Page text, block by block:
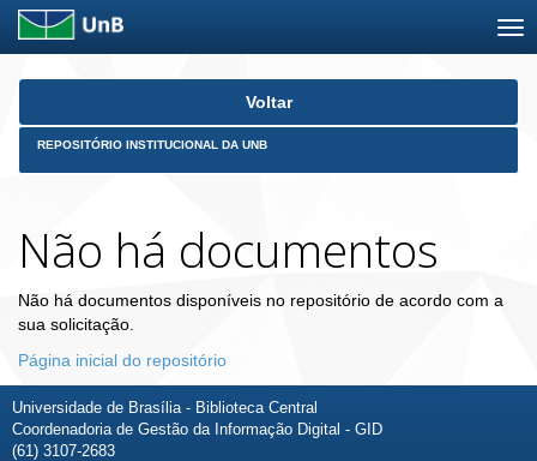
Skip
Voltar
REPOSITÓRIO INSTITUCIONAL DA UNB
Não há documentos
Não há documentos disponíveis no repositório de acordo com a
sua solicitação.
Página inicial do repositório
Universidade de Brasília - Biblioteca Central
Coordenadoria de Gestão da Informação Digital - GID
(61) 3107-2683